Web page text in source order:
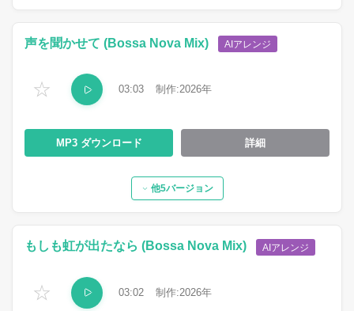
☆
声を聞かせて (Bossa Nova Mix) AIアレンジ
03:03 2026
MP3 詳細
他5バージョン
☆
もしも虹が出たなら (Bossa Nova Mix) AIアレンジ
03:02 2026